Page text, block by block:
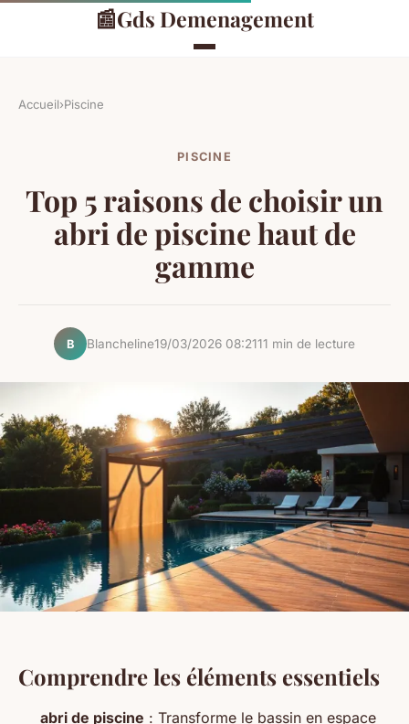
📰Gds Demenagement
Accueil›Piscine
PISCINE
Top 5 raisons de choisir un
abri de piscine haut de
gamme
B Blancheline19/03/2026 08:2111 min de lecture
Comprendre les éléments essentiels
abri de piscine : Transforme le bassin en espace